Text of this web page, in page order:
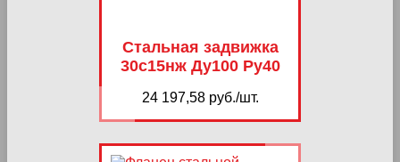
Стальная задвижка
30с15нж Ду100 Ру40
24 197,58 руб./шт.